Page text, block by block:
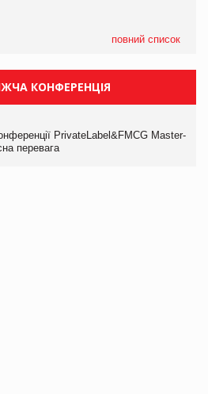
повний список
КОНФЕРЕНЦІЯ
PrivateLabel&FMCG Master-
перевага